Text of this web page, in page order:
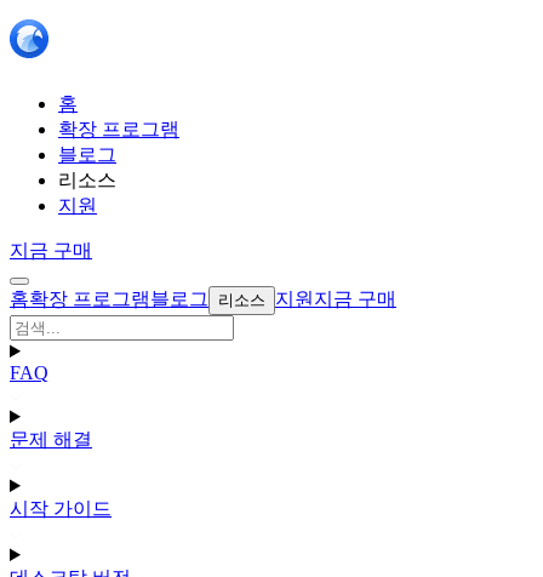
홈
확장 프로그램
블로그
리소스
지원
지금 구매
홈확장 프로그램블로그 리소스 지원 지금 구매
FAQ
문제 해결
시작 가이드